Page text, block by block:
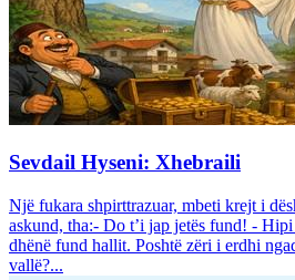
Sevdail Hyseni: Xhebraili
Një fukara shpirttrazuar, mbeti krejt i
askund, tha:- Do t’i jap jetës fund! -
dhënë fund hallit. Poshtë zëri i erdhi
vallë?...